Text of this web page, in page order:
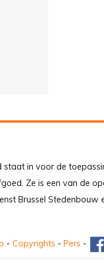
staat in voor de
Ze is een van de
Brussel Stedenbouw
- Copyrights - Pers -